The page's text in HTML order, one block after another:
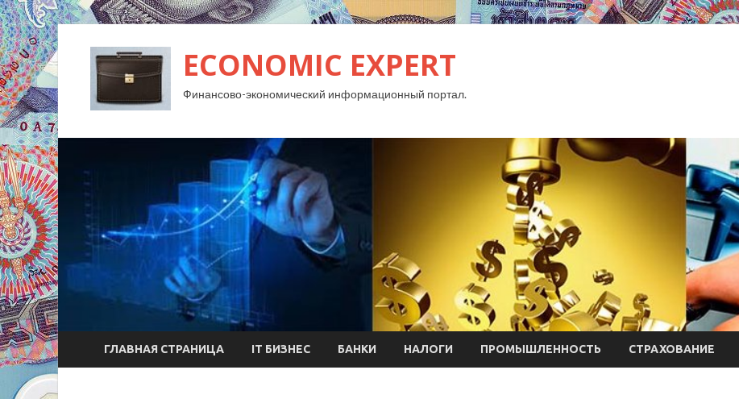
ECONOMIC EXPERT
Финансово-экономический информационный портал.
ГЛАВНАЯ СТРАНИЦА IT БИЗНЕС БАНКИ НАЛОГИ ПРОМЫШЛЕННОСТЬ СТРАХОВАНИЕ